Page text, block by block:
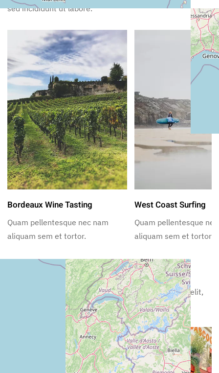
sed incididunt ut labore.
Bordeaux Wine Tasting
Quam pellentesque nec nam
aliquam sem et tortor.
West Coast Surfing
Quam pellentesque
aliquam sem et tortor.
Nearby Restaurants
Lorem ipsum dolor sit amet, consectetur adipiscing elit,
sed incididunt ut labore.